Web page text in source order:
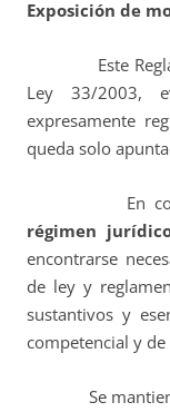
Exposición de
Este
Ley 33/2003,
expresamente
queda solo
En
régimen
encontrarse
de ley y
sustantivos y
competencial y
Se